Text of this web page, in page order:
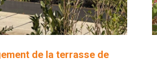
de la terrasse de